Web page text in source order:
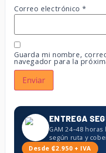
Correo electrónico*
Guarda mi nombre,
navegador para la
ENTREGA
GAM 24–48
según ruta y
Desde ₡2.950 + IVA